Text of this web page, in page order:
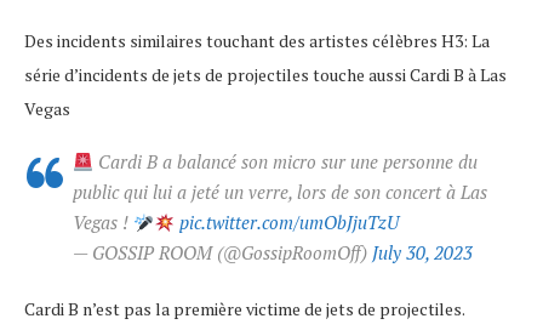
Des incidents similaires touchant des artistes célèbres H3: La
série d’incidents de jets de projectiles touche aussi Cardi B à Las
Vegas
Cardi B a balancé son micro sur une personne du
public qui lui a jeté un verre, lors de son concert à Las
Vegas !
pic.twitter.com/umObJjuTzU
— GOSSIP ROOM (@GossipRoomOff) July 30, 2023
Cardi B n’est pas la première victime de jets de projectiles.